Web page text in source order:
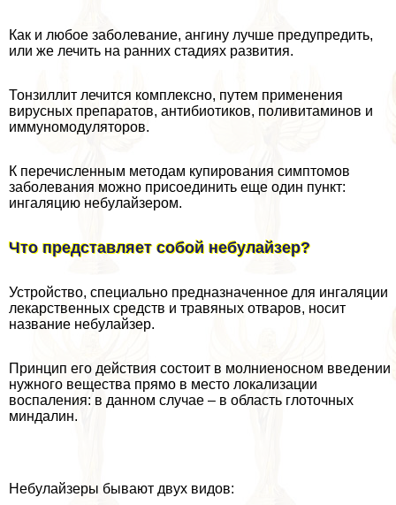
Как и любое заболевание, ангину лучше предупредить,
или же лечить на ранних стадиях развития.
Тонзиллит лечится комплексно, путем применения
вирусных препаратов, антибиотиков, поливитаминов и
иммуномодуляторов.
К перечисленным методам купирования симптомов
заболевания можно присоединить еще один пункт:
ингаляцию небулайзером.
Что представляет собой небулайзер?
Устройство, специально предназначенное для ингаляции
лекарственных средств и травяных отваров, носит
название небулайзер.
Принцип его действия состоит в молниеносном введении
нужного вещества прямо в место локализации
воспаления: в данном случае – в область глоточных
миндалин.
Небулайзеры бывают двух видов: